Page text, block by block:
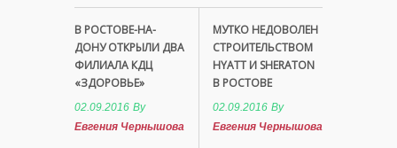
В РОСТОВЕ-НА-
ДОНУ ОТКРЫЛИ ДВА
ФИЛИАЛА КДЦ
«ЗДОРОВЬЕ»
02.09.2016 By
Евгения Чернышова
МУТКО НЕДОВОЛЕН
СТРОИТЕЛЬСТВОМ
HYATT И SHERATON
В РОСТОВЕ
02.09.2016 By
Евгения Чернышова